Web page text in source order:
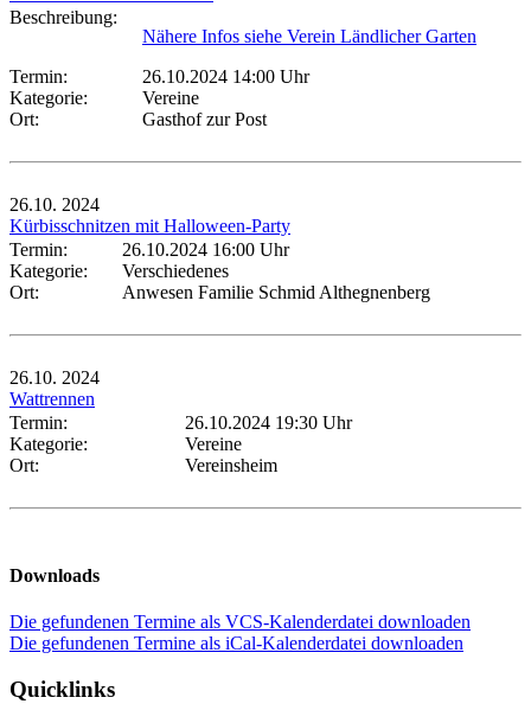
Beschreibung:
Nähere Infos siehe Verein Ländlicher Garten
Termin:
26.10.2024 14:00 Uhr
Kategorie:
Vereine
Ort:
Gasthof zur Post
26.10. 2024
Kürbisschnitzen mit Halloween-Party
Termin:
26.10.2024 16:00 Uhr
Kategorie:
Verschiedenes
Ort:
Anwesen Familie Schmid Althegnenberg
26.10. 2024
Wattrennen
Termin:
26.10.2024 19:30 Uhr
Kategorie:
Vereine
Ort:
Vereinsheim
Downloads
Die gefundenen Termine als VCS-Kalenderdatei downloaden
Die gefundenen Termine als iCal-Kalenderdatei downloaden
Quicklinks